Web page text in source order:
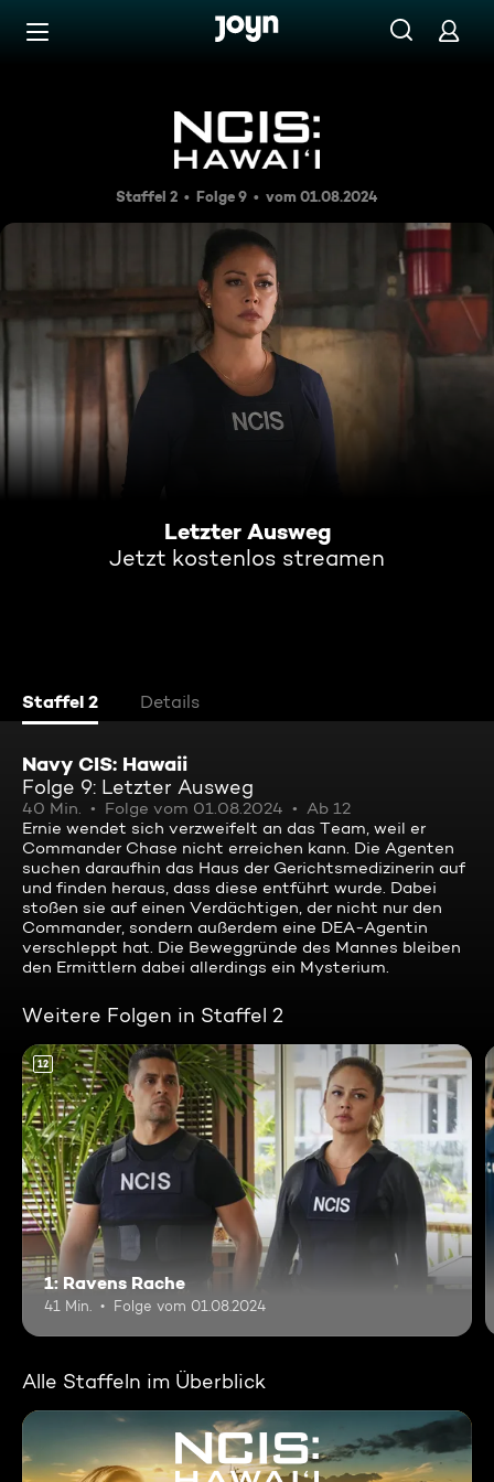
Zum Inhalt springen
Letzter Ausweg
Staffel 2 Folge 9 vom 01.08.2024
Letzter Ausweg
Jetzt kostenlos streamen
Staffel 2 Details
Navy CIS: Hawaii
Folge 9: Letzter Ausweg
40 Min. Folge vom 01.08.2024
Ab 12
Ernie wendet sich verzweifelt an das Team, weil er
Commander Chase nicht erreichen kann. Die Agenten
suchen daraufhin das Haus der Gerichtsmedizinerin auf
und finden heraus, dass diese entführt wurde. Dabei
stoßen sie auf einen Verdächtigen, der nicht nur den
Commander, sondern außerdem eine DEA-Agentin
verschleppt hat. Die Beweggründe des Mannes bleiben
den Ermittlern dabei allerdings ein Mysterium.
Weitere Folgen in Staffel 2
12
1: Ravens Rache
41 Min. Folge vom 01.08.2024
Alle Staffeln im Überblick